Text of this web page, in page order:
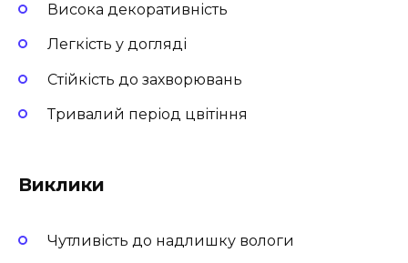
Висока декоративність
Легкість у догляді
Стійкість до захворювань
Тривалий період цвітіння
Виклики
Чутливість до надлишку вологи